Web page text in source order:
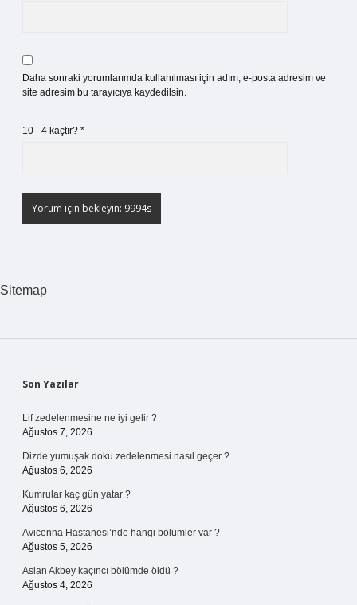
Daha sonraki yorumlarımda kullanılması için adım, e-posta adresim ve
site adresim bu tarayıcıya kaydedilsin.
10 - 4 kaçtır? *
Sitemap
Sidebar
Son Yazılar
Lif zedelenmesine ne iyi gelir ?
Ağustos 7, 2026
Dizde yumuşak doku zedelenmesi nasıl geçer ?
Ağustos 6, 2026
Kumrular kaç gün yatar ?
Ağustos 6, 2026
Avicenna Hastanesi’nde hangi bölümler var ?
Ağustos 5, 2026
Aslan Akbey kaçıncı bölümde öldü ?
Ağustos 4, 2026